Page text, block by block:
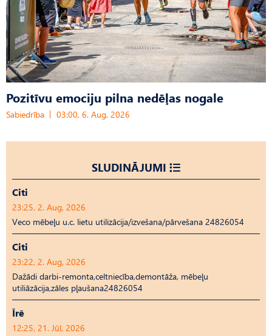
Pozitīvu emociju pilna nedēļas nogale
Sabiedrība 03:00, 6. Aug, 2026
SLUDINĀJUMI
Citi
23:25, 2. Aug, 2026
Veco mēbeļu u.c. lietu utilizācija/izvešana/pārvešana 24826054
Citi
23:22, 2. Aug, 2026
Dažādi darbi-remonta,celtniecība,demontāža, mēbeļu
utiliāzācija,zāles pļaušana24826054
Īrē
12:25, 21. Jūl, 2026